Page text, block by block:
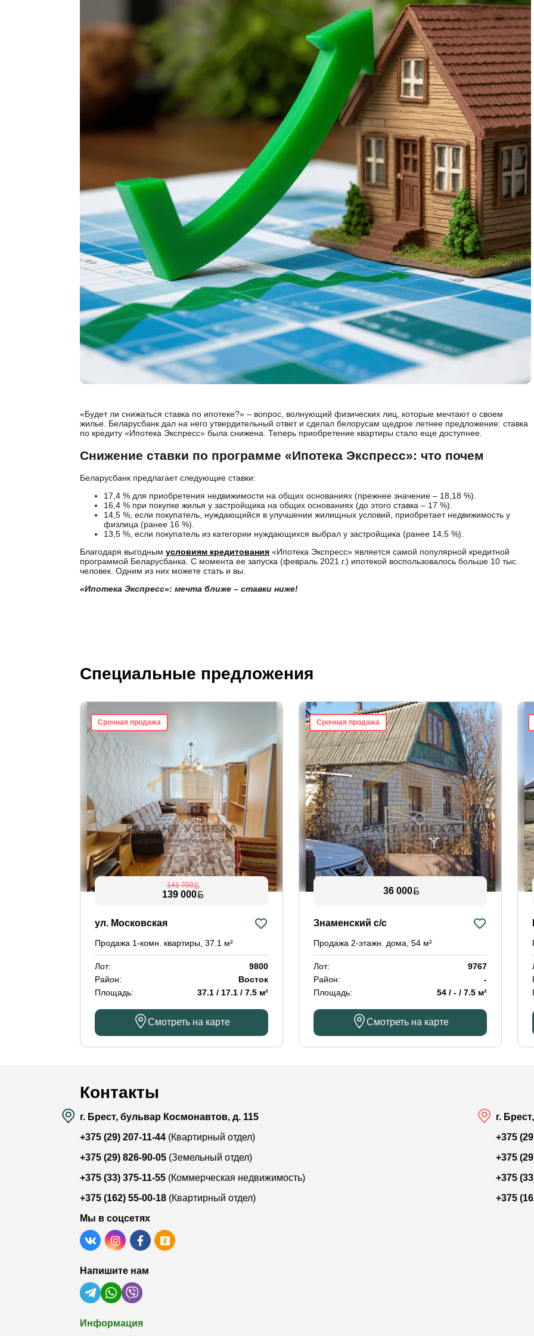
«Будет ли снижаться ставка по ипотеке?» – вопрос, волнующий физических лиц, которые мечтают о своем
жилье. Беларусбанк дал на него утвердительный ответ и сделал белорусам щедрое летнее предложение: ставка
по кредиту «Ипотека Экспресс» была снижена. Теперь приобретение квартиры стало еще доступнее.
Снижение ставки по программе «Ипотека Экспресс»: что почем
Беларусбанк предлагает следующие ставки:
17,4 % для приобретения недвижимости на общих основаниях (прежнее значение – 18,18 %).
16,4 % при покупке жилья у застройщика на общих основаниях (до этого ставка – 17 %).
14,5 %, если покупатель, нуждающийся в улучшении жилищных условий, приобретает недвижимость у
физлица (ранее 16 %).
13,5 %, если покупатель из категории нуждающихся выбрал у застройщика (ранее 14,5 %).
Благодаря выгоднымусловиям кредитования «Ипотека Экспресс» является самой популярной кредитной
программой Беларусбанка. С момента ее запуска (февраль 2021 г.) ипотекой воспользовалось больше 10 тыс.
человек. Одним из них можете стать и вы.
«Ипотека Экспресс»: мечта ближе – ставки ниже!
Специальные предложения
Срочная продажа
141 700
139 000
ул. Московская
Продажа 1-комн. квартиры, 37.1 м²
Лот:
9800
Район:
Восток
Площадь:
37.1 / 17.1 / 7.5 м²
Смотреть на карте
Срочная продажа
36 000
Знаменский с/с
Продажа 2-этажн. дома, 54 м²
Лот:
9767
Район:
-
Площадь:
54 / - / 7.5 м²
Смотреть на карте
Контакты
г. Брест, бульвар Космонавтов, д. 115
+375 (29) 207-11-44 (Квартирный отдел)
+375 (29) 826-90-05 (Земельный отдел)
+375 (33) 375-11-55 (Коммерческая недвижимость)
+375 (162) 55-00-18 (Квартирный отдел)
г.
+375
+375
+375
+375
Мы в соцсетях
Напишите нам
Информация